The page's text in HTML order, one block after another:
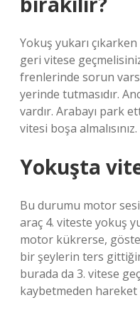
Yokuş yukarı
geri vitese
frenlerinde sorun
yerinde tutmasıdır.
vardır. Arabayı park
vitesi boşa almalısınız.
Yokuşta
Bu durumu motor
araç 4. viteste yokuş
motor kükrerse,
bir şeylerin ters
burada da 3. vitese
kaybetmeden hareket